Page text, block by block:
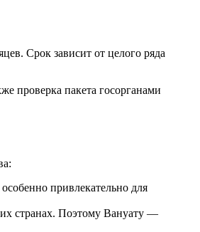
Срок зависит от целого ряда
проверка пакета госорганами
привлекательно для
странах. Поэтому Вануату —